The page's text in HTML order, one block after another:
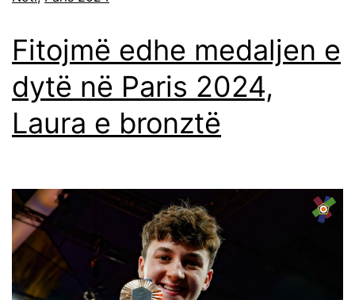
Fitojmë edhe medaljen e
dytë në Paris 2024,
Laura e bronztë